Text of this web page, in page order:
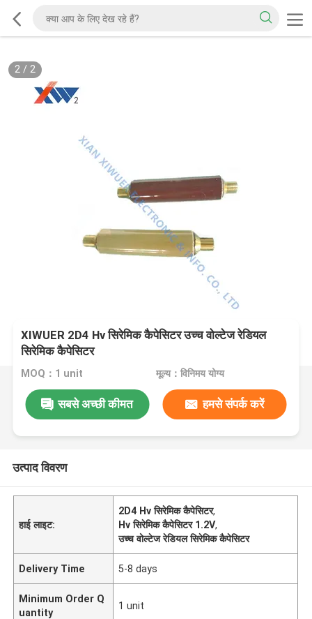
2/ 2
XIWUER 2D4 Hv सिरेमिक कैपेसिटर उच्च वोल्टेज रेडियल
सिरेमिक कैपेसिटर
MOQ：1 unit मूल्य：विनिमय योग्य
सबसे अच्छी कीमत हमसे संपर्क करें
उत्पाद विवरण
हाई लाइट:
2D4 Hv सिरेमिक कैपेसिटर,
Hv सिरेमिक कैपेसिटर 1.2V,
उच्च वोल्टेज रेडियल सिरेमिक कैपेसिटर
Delivery Time 5-8 days
Minimum Order Q
uantity
1 unit